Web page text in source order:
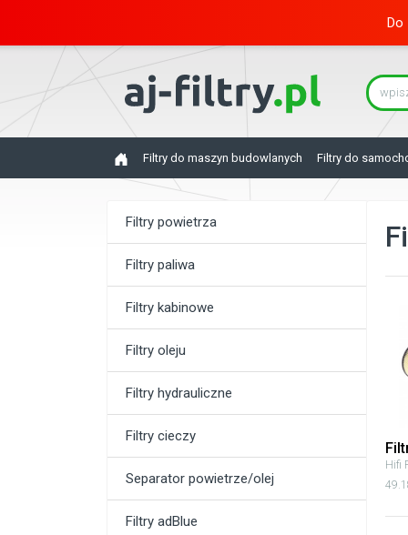
Do
Filtry do maszyn budowlanych Filtry do
Filtry powietrza
Filtry paliwa
Filtry kabinowe
Filtry oleju
Filtry hydrauliczne
Filtry cieczy
Separator powietrze/olej
Filtry adBlue
Hifi